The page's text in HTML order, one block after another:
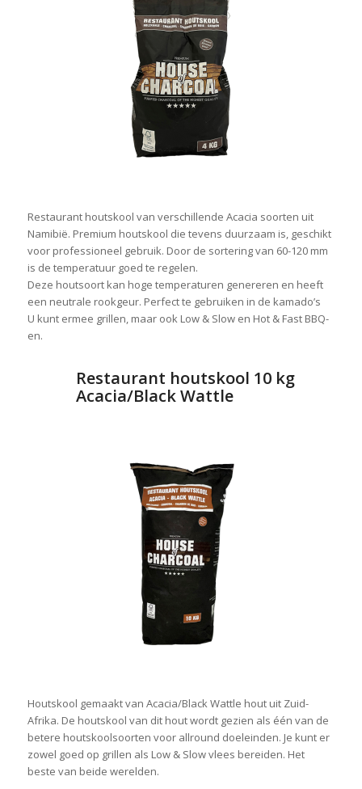
Restaurant houtskool van verschillende Acacia soorten uit
Namibië. Premium houtskool die tevens duurzaam is, geschikt
voor professioneel gebruik. Door de sortering van 60-120 mm
is de temperatuur goed te regelen.
Deze houtsoort kan hoge temperaturen genereren en heeft
een neutrale rookgeur. Perfect te gebruiken in de kamado’s
U kunt ermee grillen, maar ook Low & Slow en Hot & Fast BBQ-
en.
Restaurant houtskool 10 kg
Acacia/Black Wattle
Houtskool gemaakt van Acacia/Black Wattle hout uit Zuid-
Afrika. De houtskool van dit hout wordt gezien als één van de
betere houtskoolsoorten voor allround doeleinden. Je kunt er
zowel goed op grillen als Low & Slow vlees bereiden. Het
beste van beide werelden.